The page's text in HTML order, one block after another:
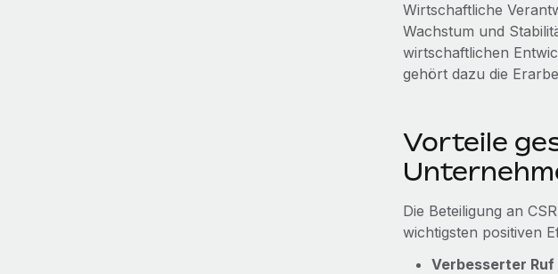
Wirtschaftliche
Wachstum und
wirtschaftlichen
gehört dazu die
Vorteile
Die Beteiligung an
wichtigsten positiven
Verbesserter Ruf